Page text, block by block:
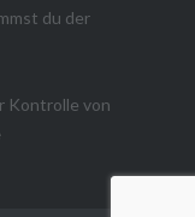
du der
Kontrolle von